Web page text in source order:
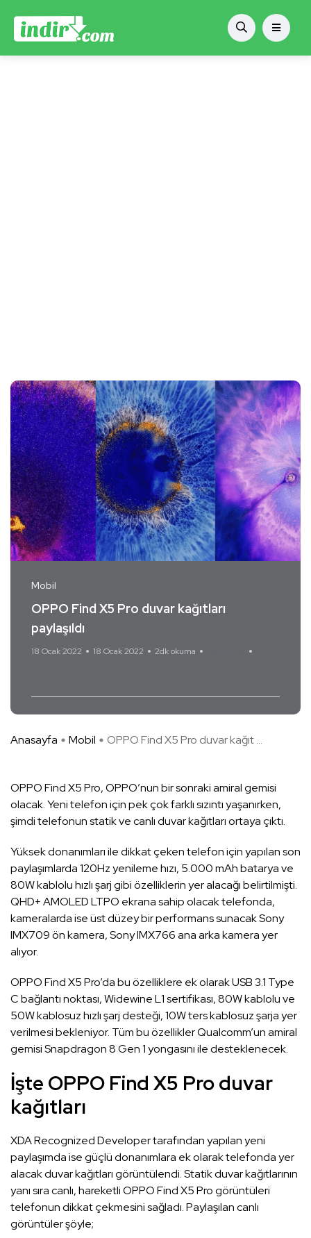
Mobil
OPPO Find X5 Pro duvar kağıtları
paylaşıldı
18 Ocak 2022 18 Ocak 2022 2dk okuma
Anasayfa Mobil OPPO Find X5 Pro duvar kağıt ...
OPPO Find X5 Pro, OPPO’nun bir sonraki amiral gemisi
olacak. Yeni telefon için pek çok farklı sızıntı yaşanırken,
şimdi telefonun statik ve canlı duvar kağıtları ortaya çıktı.
Yüksek donanımları ile dikkat çeken telefon için yapılan son
paylaşımlarda 120Hz yenileme hızı, 5.000 mAh batarya ve
80W kablolu hızlı şarj gibi özelliklerin yer alacağı belirtilmişti.
QHD+ AMOLED LTPO ekrana sahip olacak telefonda,
kameralarda ise üst düzey bir performans sunacak Sony
IMX709 ön kamera, Sony IMX766 ana arka kamera yer
alıyor.
OPPO Find X5 Pro’da bu özelliklere ek olarak USB 3.1 Type
C bağlantı noktası, Widewine L1 sertifikası, 80W kablolu ve
50W kablosuz hızlı şarj desteği, 10W ters kablosuz şarja yer
verilmesi bekleniyor. Tüm bu özellikler Qualcomm’un amiral
gemisi Snapdragon 8 Gen 1 yongasını ile desteklenecek.
İşte OPPO Find X5 Pro duvar
kağıtları
XDA Recognized Developer tarafından yapılan yeni
paylaşımda ise güçlü donanımlara ek olarak telefonda yer
alacak duvar kağıtları görüntülendi. Statik duvar kağıtlarının
yanı sıra canlı, hareketli OPPO Find X5 Pro görüntüleri
telefonun dikkat çekmesini sağladı. Paylaşılan canlı
görüntüler şöyle;